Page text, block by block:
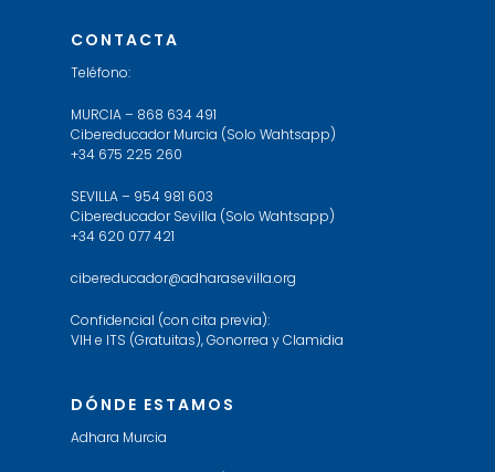
CONTACTA
Teléfono:
MURCIA – 868 634 491
Cibereducador Murcia (Solo Wahtsapp)
+34 675 225 260
SEVILLA – 954 981 603
Cibereducador Sevilla (Solo Wahtsapp)
+34 620 077 421
cibereducador@adharasevilla.org
Confidencial (con cita previa):
VIH e ITS (Gratuitas), Gonorrea y Clamidia
DÓNDE ESTAMOS
Adhara Murcia